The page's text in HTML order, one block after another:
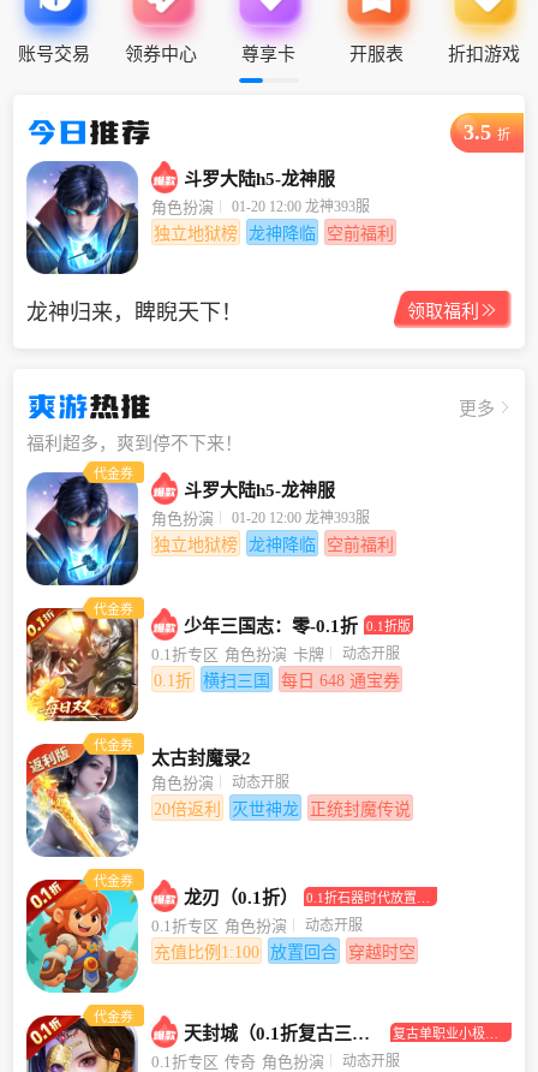
账号交易 领券中心 尊享卡 开服表 折扣游戏
今日推荐 3.5 折
斗罗大陆h5-龙神服
角色扮演 01-20 12:00 龙神393服
独立地狱榜 龙神降临 空前福利
龙神归来，睥睨天下！ 领取福利 
爽游热推
更多
福利超多，爽到停不下来！
代金券
斗罗大陆h5-龙神服
角色扮演 01-20 12:00 龙神393服
独立地狱榜 龙神降临 空前福利
代金券
少年三国志：零-0.1折 0.1折版
0.1折专区 角色扮演 卡牌 动态开服
0.1折 横扫三国 每日 648 通宝券
代金券
太古封魔录2
角色扮演 动态开服
20倍返利 灭世神龙 正统封魔传说
代金券
龙刃（0.1折）
0.1折石器时代放置回
合挂机手游
0.1折专区 角色扮演 动态开服
充值比例1:100 放置回合 穿越时空
代金券
天封城（0.1折复古三职业）
复古单职业小极品
传奇手游
0.1折专区 传奇 角色扮演 动态开服